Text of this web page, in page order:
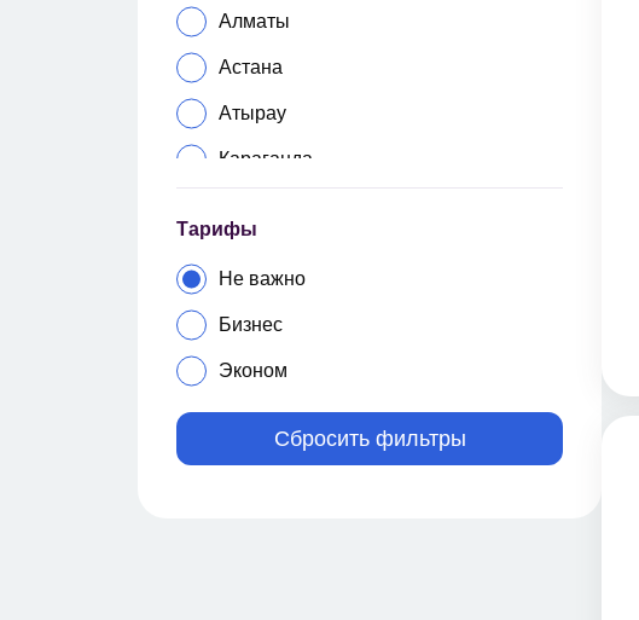
Алматы
Астана
Атырау
Караганда
Петропавловск
Тарифы
Не важно
Бизнес
Эконом
Сбросить фильтры